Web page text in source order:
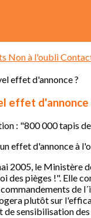
Non à l'oubli
effet d'annonce
: "800 000 tapis
effet d'annonce à
2005, le Ministère
des pièges !". Elle
de
plutôt sur
de sensibilisation